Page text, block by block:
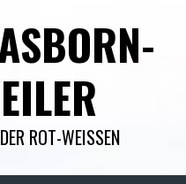
ROT-WEISSEN